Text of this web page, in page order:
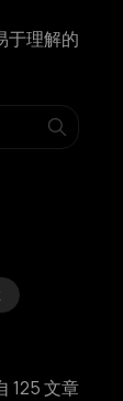
于理解的
125文章